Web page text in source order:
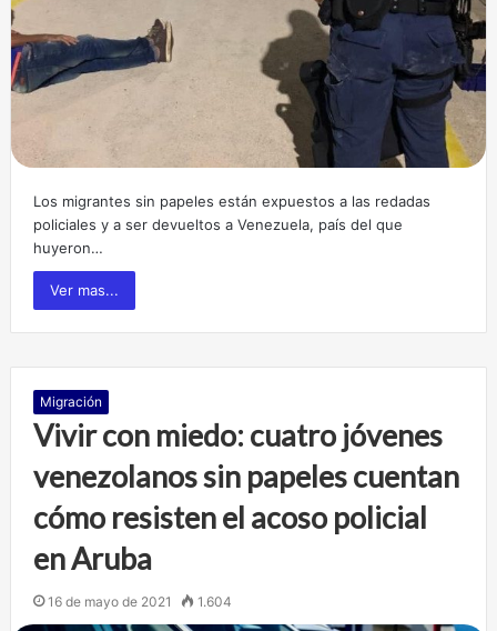
Los migrantes sin papeles están expuestos a las redadas
policiales y a ser devueltos a Venezuela, país del que
huyeron…
Ver mas...
Migración
Vivir con miedo: cuatro jóvenes
venezolanos sin papeles cuentan
cómo resisten el acoso policial
en Aruba
16 de mayo de 2021 1.604